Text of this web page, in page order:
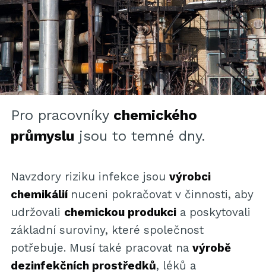
Pro pracovníky chemického
průmyslu jsou to temné dny.
Navzdory riziku infekce jsou výrobci
chemikálií nuceni pokračovat v činnosti, aby
udržovali chemickou produkcia poskytovali
základní suroviny, které společnost
potřebuje. Musí také pracovat na výrobě
dezinfekčních prostředků, léků a